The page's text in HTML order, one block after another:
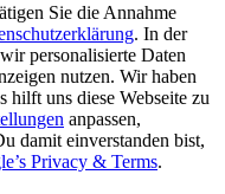
Sie die Annahme
. In der
personalisierte Daten
nutzen. Wir haben
hilft uns diese Webseite zu
anpassen,
damit einverstanden bist,
Privacy & Terms.